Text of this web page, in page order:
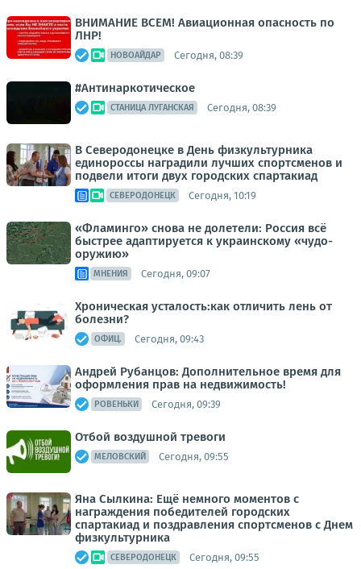
ВНИМАНИЕ ВСЕМ! Авиационная опасность по
ЛНР!
НОВОАЙДАР Сегодня, 08:39
#Антинаркотическое
СТАНИЦА ЛУГАНСКАЯ Сегодня, 08:39
В Северодонецке в День физкультурника
единороссы наградили лучших спортсменов и
подвели итоги двух городских спартакиад
СЕВЕРОДОНЕЦК Сегодня, 10:19
«Фламинго» снова не долетели: Россия всё
быстрее адаптируется к украинскому «чудо-
оружию»
МНЕНИЯ Сегодня, 09:07
Хроническая усталость:как отличить лень от
болезни?
ОФИЦ. Сегодня, 09:43
Андрей Рубанцов: Дополнительное время для
оформления прав на недвижимость!
РОВЕНЬКИ Сегодня, 09:39
Отбой воздушной тревоги
МЕЛОВСКИЙ Сегодня, 09:55
Яна Сылкина: Ещё немного моментов с
награждения победителей городских
спартакиад и поздравления спортсменов с Днем
физкультурника
СЕВЕРОДОНЕЦК Сегодня, 09:55